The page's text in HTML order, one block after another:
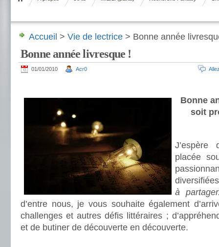
Accueil > Vie de lectrice > Bonne année
Bonne année livresque !
01/01/2010 Acr0
Bonne
soit
J’espère
placée
à
d’entre nous, je vous souhaite également
challenges et autres défis littéraires ;
et de butiner de découverte en découverte.